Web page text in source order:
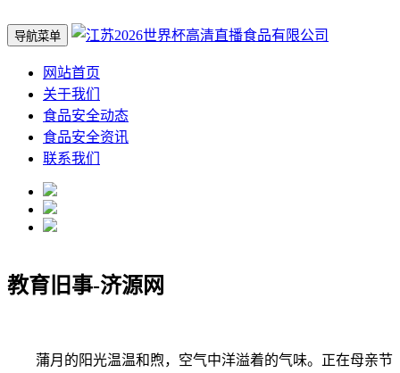
导航菜单
网站首页
关于我们
食品安全动态
食品安全资讯
联系我们
教育旧事-济源网
蒲月的阳光温温和煦，空气中洋溢着的气味。正在母亲节